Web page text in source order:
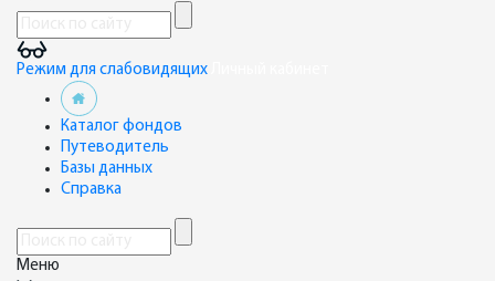
Режим для слабовидящих
Каталог фондов
Путеводитель
Базы данных
Справка
Меню